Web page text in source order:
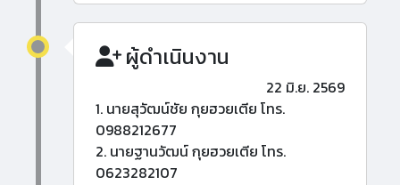
ผู้ดำเนินงาน
22 มิ.ย. 2569
1. นายสุวัฒน์ชัย กุยฮวยเตีย โทร.
0988212677
2. นายฐานวัฒน์ กุยฮวยเตีย โทร.
0623282107